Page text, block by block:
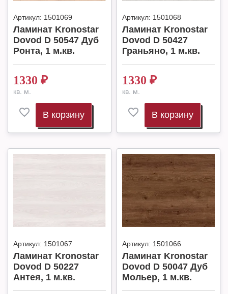
Артикул: 1501069
Ламинат Kronostar
Dovod D 50547 Дуб
Ронта, 1 м.кв.
1330 ₽
кв. м.
В корзину
Артикул: 1501068
Ламинат Kronostar
Dovod D 50427
Граньяно, 1 м.кв.
1330 ₽
кв. м.
В корзину
Артикул: 1501067
Ламинат Kronostar
Dovod D 50227
Антея, 1 м.кв.
Артикул: 1501066
Ламинат Kronostar
Dovod D 50047 Дуб
Мольер, 1 м.кв.